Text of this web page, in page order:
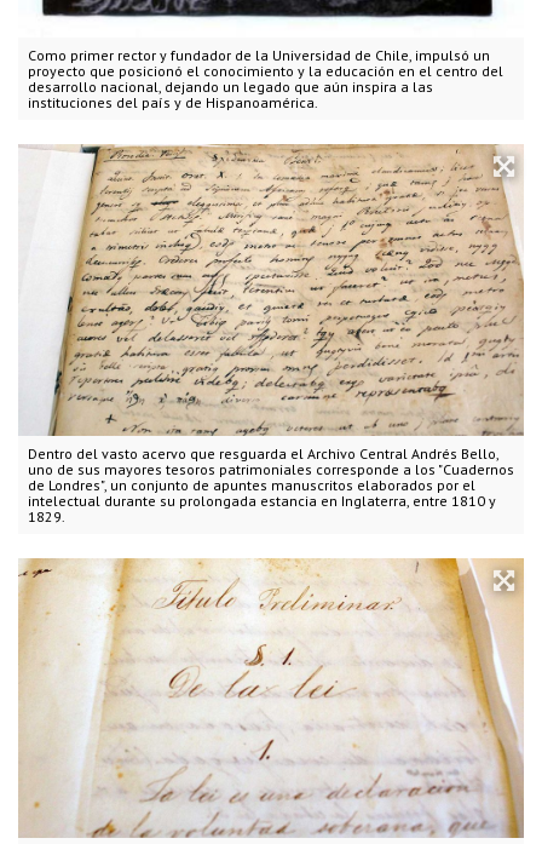
Como primer rector y fundador de la Universidad de Chile, impulsó un
proyecto que posicionó el conocimiento y la educación en el centro del
desarrollo nacional, dejando un legado que aún inspira a las
instituciones del país y de Hispanoamérica.
Dentro del vasto acervo que resguarda el Archivo Central Andrés Bello,
uno de sus mayores tesoros patrimoniales corresponde a los "Cuadernos
de Londres", un conjunto de apuntes manuscritos elaborados por el
intelectual durante su prolongada estancia en Inglaterra, entre 1810 y
1829.